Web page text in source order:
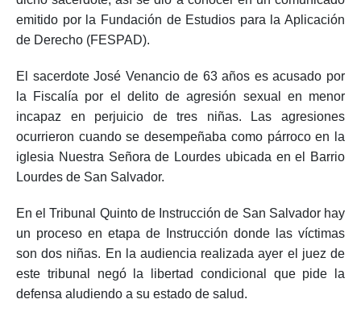
emitido por la Fundación de Estudios para la Aplicación
de Derecho (FESPAD).
El sacerdote José Venancio de 63 años es acusado por
la Fiscalía por el delito de agresión sexual en menor
incapaz en perjuicio de tres niñas. Las agresiones
ocurrieron cuando se desempeñaba como párroco en la
iglesia Nuestra Señora de Lourdes ubicada en el Barrio
Lourdes de San Salvador.
En el Tribunal Quinto de Instrucción de San Salvador hay
un proceso en etapa de Instrucción donde las víctimas
son dos niñas. En la audiencia realizada ayer el juez de
este tribunal negó la libertad condicional que pide la
defensa aludiendo a su estado de salud.